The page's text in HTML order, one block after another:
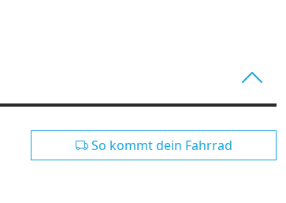
So kommt dein Fahrrad